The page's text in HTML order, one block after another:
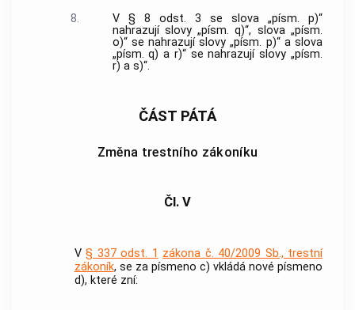
8.
V § 8 odst. 3 se slova „písm. p)“
nahrazují slovy „písm. q)“, slova „písm.
o)“ se nahrazují slovy „písm. p)“ a slova
„písm. q) a r)“ se nahrazují slovy „písm.
r) a s)“.
ČÁST PÁTÁ
Změna trestního zákoníku
Čl. V
V § 337 odst. 1 zákona č. 40/2009 Sb., trestní
zákoník, se za písmeno c) vkládá nové písmeno
d), které zní: